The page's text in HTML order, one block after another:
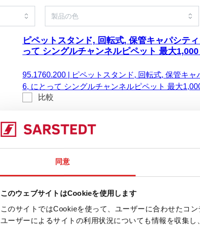
同意
このウェブサイトはCookieを使用します
このサイトではCookieを使って、ユーザーに合わせたコ
ユーザーによるサイトの利用状況についても情報を収集
ピペットスタンド, 回転式, 保管キャパシテ
って シングルチャンネルピペット 最大
95.1760.200
ピペットスタンド, 回転式, 保管キャ
6, にとって シングルチャンネルピペット 最大
比較
ングルチャンネルおよびマルチチャンネルピ
個/箱
95.1760.201|ピペットスタンド, 保管キャパシテ